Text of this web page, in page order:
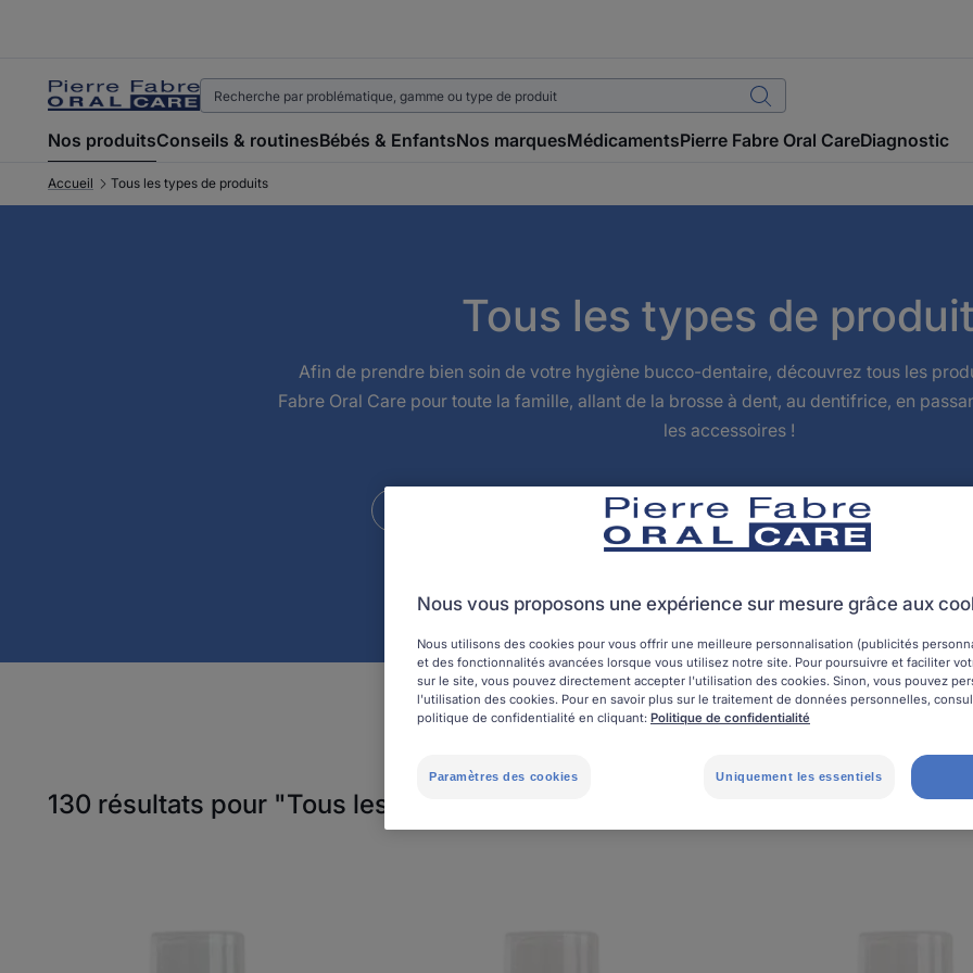
Nos produitsConseils & routinesBébés & EnfantsNos marquesMédicamentsPierre Fabre Oral CareDiagnostic
Accueil Tous les types de produits
Tous les types de
Afin de prendre bien soin de votre hygiène bucco-dentaire, découvrez tous les
Fabre Oral Care pour toute la famille, allant de la brosse à dent, au dentifrice, en
les accessoires !
Brosses à dents électriques Dentifrices
Brossettes interdentaires
Fils dentaires
Utilisable par Marque
130 résultats pour "Tous les types de produits"
Nous vous proposons une expérience sur mesure grâce aux
Nous utilisons des cookies pour vous offrir une meilleure personnalisation (publicités
et des fonctionnalités avancées lorsque vous utilisez notre site. Pour poursuivre et faciliter
sur le site, vous pouvez directement accepter l'utilisation des cookies. Sinon, vous pouvez
l'utilisation des cookies. Pour en savoir plus sur le traitement de données personnelles,
politique de confidentialité en cliquant: Politique de confidentialité
Paramètres des cookies Uniquement les essentiels